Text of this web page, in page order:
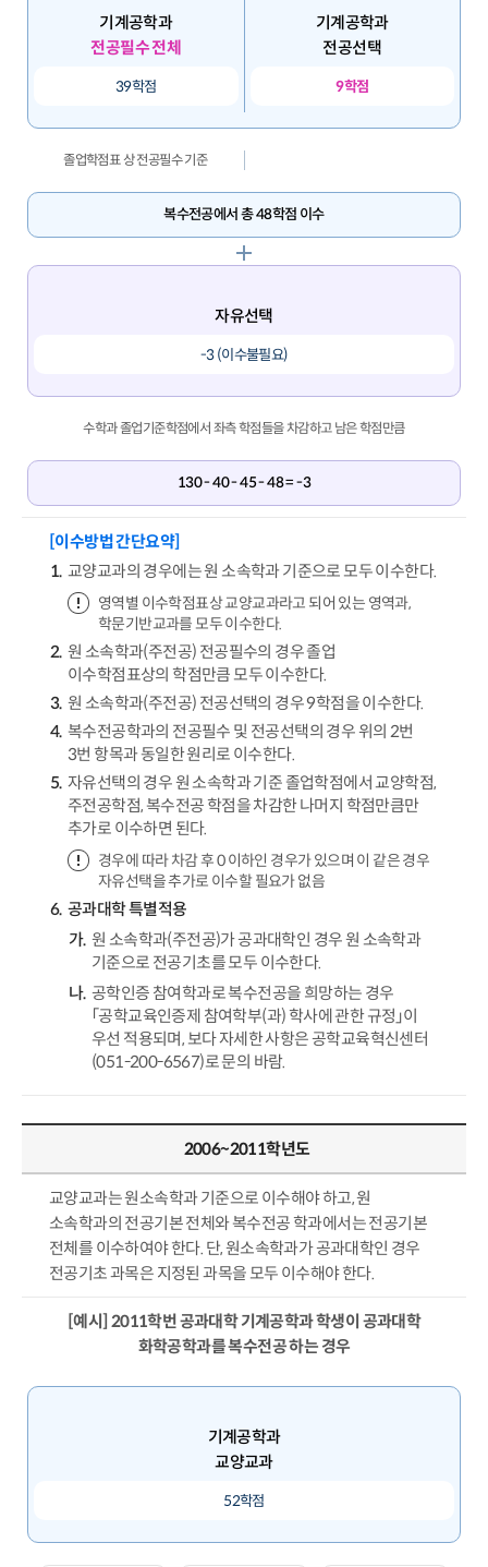
기계공학과
전공필수 전체
39학점
기계공학과
전공선택
9학점
졸업학점표 상 전공필수 기준
복수전공에서 총 48학점 이수
자유선택
-3 (이수불필요)
수학과 졸업기준학점에서 좌측 학점들을 차감하고 남은 학점만큼
130 - 40 - 45 - 48 = -3
[이수방법 간단요약]
교양교과의 경우에는 원 소속학과 기준으로 모두 이수한다.
영역별 이수학점표상 교양교과라고 되어 있는 영역과,
학문기반교과를 모두 이수한다.
원 소속학과(주전공) 전공필수의 경우 졸업
이수학점표상의 학점만큼 모두 이수한다.
원 소속학과(주전공) 전공선택의 경우 9학점을 이수한다.
복수전공학과의 전공필수 및 전공선택의 경우 위의 2번
3번 항목과 동일한 원리로 이수한다.
자유선택의 경우 원 소속학과 기준 졸업학점에서 교양학점,
주전공학점, 복수전공 학점을 차감한 나머지 학점만큼만
추가로 이수하면 된다.
경우에 따라 차감 후 0 이하인 경우가 있으며 이 같은 경우
자유선택을 추가로 이수할 필요가 없음
공과대학 특별적용
원 소속학과(주전공)가 공과대학인 경우 원 소속학과
기준으로 전공기초를 모두 이수한다.
공학인증 참여학과로 복수전공을 희망하는 경우
「공학교육인증제 참여학부(과) 학사에 관한 규정」이
우선 적용되며, 보다 자세한 사항은 공학교육혁신센터
(051-200-6567)로 문의 바람.
2006~2011학년도
교양교과는 원소속학과 기준으로 이수해야 하고, 원
소속학과의 전공기본 전체와 복수전공 학과에서는 전공기본
전체를 이수하여야 한다. 단, 원소속학과가 공과대학인 경우
전공기초 과목은 지정된 과목을 모두 이수해야 한다.
[예시] 2011학번 공과대학 기계공학과 학생이 공과대학
화학공학과를 복수전공 하는 경우
기계공학과
교양교과
52학점